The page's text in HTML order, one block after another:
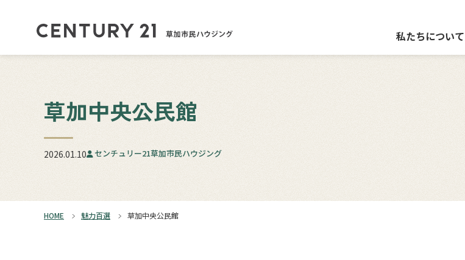
私たちについて
草加中央公民館
2026.01.10 センチュリー21草加市民ハウジング
HOME 魅力百選 草加中央公民館